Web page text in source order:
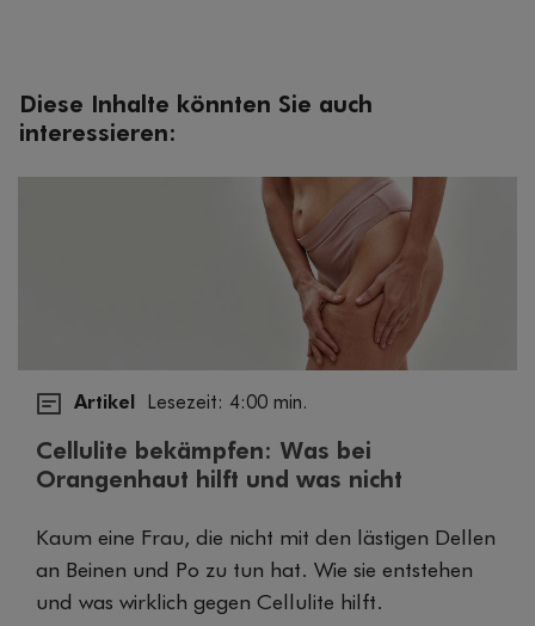
Diese Inhalte könnten Sie auch
interessieren:
Artikel Lesezeit: 4:00 min.
Cellulite bekämpfen: Was bei
Orangenhaut hilft und was nicht
Kaum eine Frau, die nicht mit den lästigen Dellen
an Beinen und Po zu tun hat. Wie sie entstehen
und was wirklich gegen Cellulite hilft.